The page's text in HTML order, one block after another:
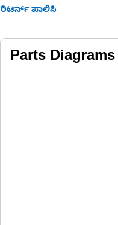
ರಿಟರ್ನ್ ಪಾಲಿಸಿ
Parts Diagrams